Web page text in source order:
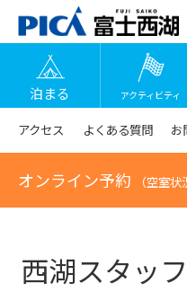
泊まる アクティビティ
アクセス よくある質問 お
オンライン予約 （空室状
西湖スタッ